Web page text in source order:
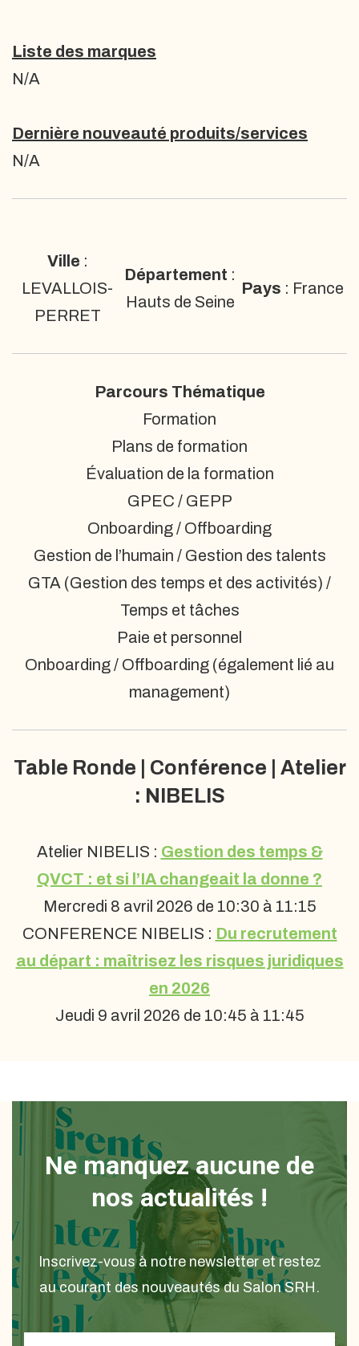
Liste des marques
N/A
Dernière nouveauté produits/services
N/A
Ville :
LEVALLOIS-
PERRET
Département :
Hauts de Seine
Pays : France
Parcours Thématique
Formation
Plans de formation
Évaluation de la formation
GPEC / GEPP
Onboarding / Offboarding
Gestion de l’humain / Gestion des talents
GTA (Gestion des temps et des activités) /
Temps et tâches
Paie et personnel
Onboarding / Offboarding (également lié au
management)
Table Ronde | Conférence | Atelier
: NIBELIS
Atelier NIBELIS : Gestion des temps &
QVCT : et si l’IA changeait la donne ?
Mercredi 8 avril 2026 de 10:30 à 11:15
CONFERENCE NIBELIS : Du recrutement
au départ : maîtrisez les risques juridiques
en 2026
Jeudi 9 avril 2026 de 10:45 à 11:45
Ne manquez aucune de
nos actualités !
Inscrivez-vous à notre newsletter et restez
au courant des nouveautés du Salon SRH.